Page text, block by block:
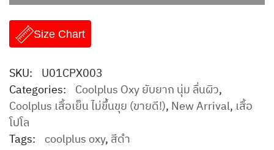
Size Chart
SKU: U01CPX003
Categories: Coolplus Oxy ยับยาก นุ่ม ลื่นผิว,
Coolplus เสื้อเย็น ไม่ขึ้นขุย (ขายดี!), New Arrival, เสื้อ
โปโล
Tags: coolplus oxy, สีดำ